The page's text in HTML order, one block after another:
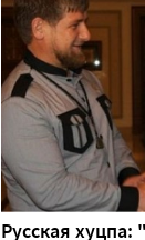
Русская хуцпа: